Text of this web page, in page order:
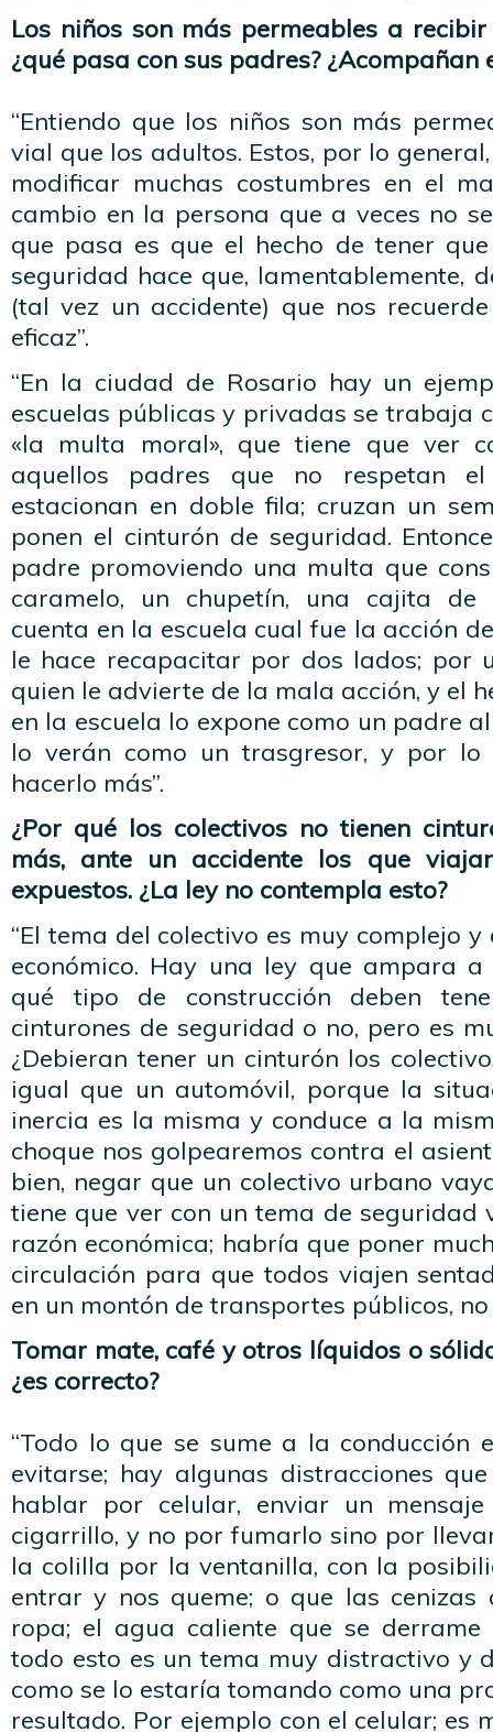
Los niños son más permeables a
¿qué pasa con sus padres? ¿Acompañan
“Entiendo que los niños son más
vial que los adultos. Estos, por lo
modificar muchas costumbres en el
cambio en la persona que a veces no
que pasa es que el hecho de tener
seguridad hace que, lamentablemente,
(tal vez un accidente) que nos
eficaz”.
“En la ciudad de Rosario hay un
escuelas públicas y privadas se trabaja
«la multa moral», que tiene que ver
aquellos padres que no respetan el
estacionan en doble fila; cruzan un
ponen el cinturón de seguridad.
padre promoviendo una multa que
caramelo, un chupetín, una cajita de
cuenta en la escuela cual fue la acción
le hace recapacitar por dos lados; por
quien le advierte de la mala acción, y el
en la escuela lo expone como un padre
lo verán como un trasgresor, y por
hacerlo más”.
¿Por qué los colectivos no tienen
más, ante un accidente los que
expuestos. ¿La ley no contempla esto?
“El tema del colectivo es muy complejo
económico. Hay una ley que ampara
qué tipo de construcción deben
cinturones de seguridad o no, pero es
¿Debieran tener un cinturón los
igual que un automóvil, porque la
inercia es la misma y conduce a la
choque nos golpearemos contra el
bien, negar que un colectivo urbano
tiene que ver con un tema de seguridad
razón económica; habría que poner
circulación para que todos viajen
en un montón de transportes públicos,
Tomar mate, café y otros líquidos o
¿es correcto?
“Todo lo que se sume a la conducción
evitarse; hay algunas distracciones
hablar por celular, enviar un
cigarrillo, y no por fumarlo sino por
la colilla por la ventanilla, con la
entrar y nos queme; o que las cenizas
ropa; el agua caliente que se
todo esto es un tema muy distractivo y
como se lo estaría tomando como una
resultado. Por ejemplo con el celular; es